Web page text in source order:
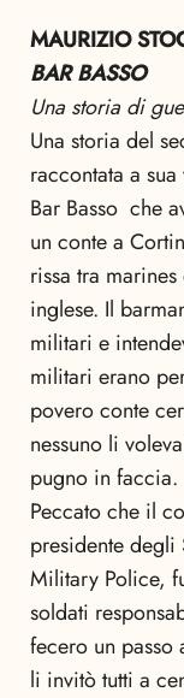
MAURIZIO
BAR BASSO
Una storia di
Una storia del
raccontata a
Bar Basso  che
un conte a
rissa tra
inglese. Il
militari e
militari erano
povero conte
nessuno li
pugno in faccia.
Peccato che il
presidente degli
Military Police,
soldati
fecero un
li invitò tutti a